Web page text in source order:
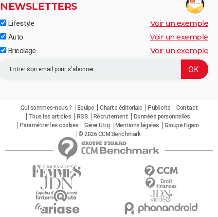
NEWSLETTERS
Lifestyle Voir un exemple
Auto Voir un exemple
Bricolage Voir un exemple
Qui sommes-nous ? Equipe Charte éditoriale Publicité
Contact
Tous les articles
RSS Recrutement
Données personnelles
Paramétrer les cookies
Gérer Utiq Mentions légales
Groupe Figaro
© 2026 CCM Benchmark